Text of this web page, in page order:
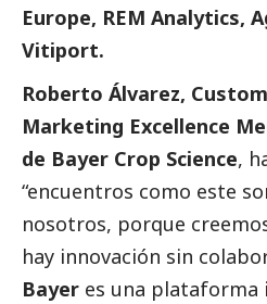
Europe, REM Analytics,
Vitiport.
Roberto Álvarez,
Marketing Excellence
de Bayer Crop Science,
“encuentros como este
nosotros, porque
hay innovación sin
Bayer es una plataforma